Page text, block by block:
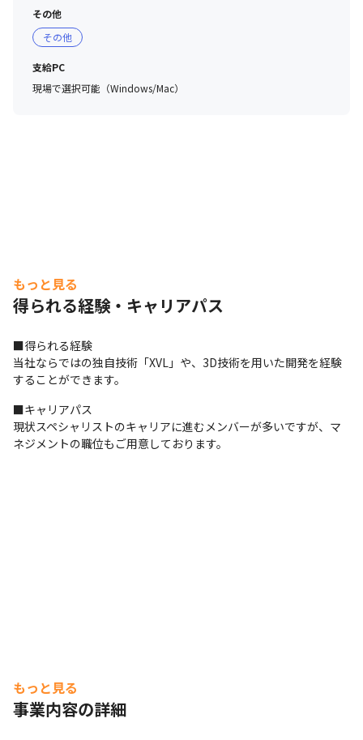
その他
その他
支給PC
現場で選択可能（Windows/Mac）
もっと見る
得られる経験・キャリアパス
■得られる経験
当社ならではの独自技術「XVL」や、3D技術を用いた開発を経験
することができます。
■キャリアパス
現状スペシャリストのキャリアに進むメンバーが多いですが、マ
ネジメントの職位もご用意しております。
もっと見る
事業内容の詳細